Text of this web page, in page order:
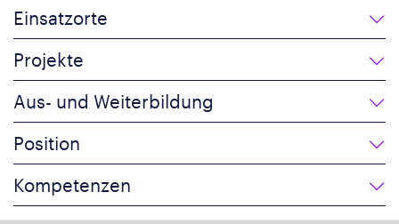
Einsatzorte
Projekte
Aus- und Weiterbildung
Position
Kompetenzen